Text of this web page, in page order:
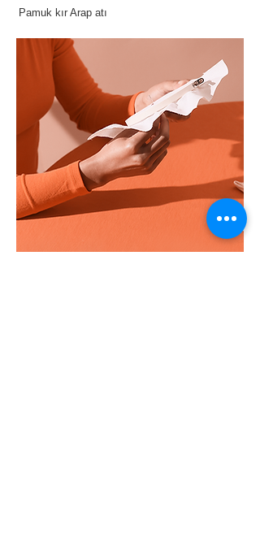
Pamuk kır Arap atı